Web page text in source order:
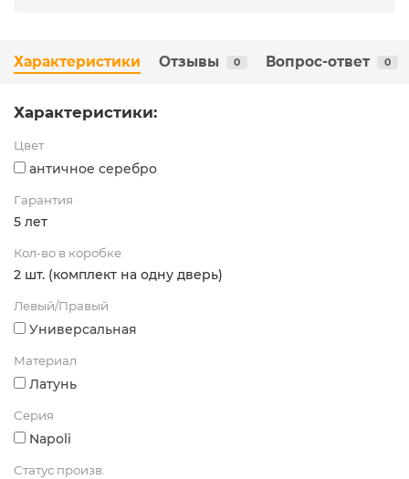
Характеристики Отзывы 0 Вопрос-ответ 0
Характеристики:
Цвет
античное серебро
Гарантия
5 лет
Кол-во в коробке
2 шт. (комплект на одну дверь)
Левый/Правый
Универсальная
Материал
Латунь
Серия
Napoli
Статус произв.